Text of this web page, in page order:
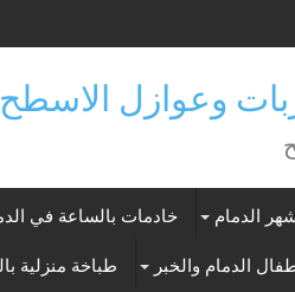
وعوازل الاسطح
الدمام خادمات بالساعة في
الدمام والخبر طباخة منزلية